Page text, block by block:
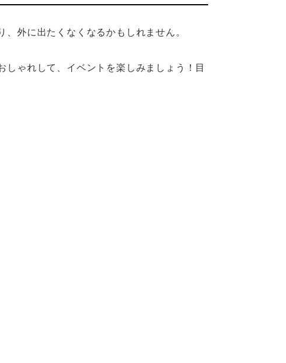
外に出たくなくなるかもしれません。
ゃれして、イベントを楽しみましょう！目